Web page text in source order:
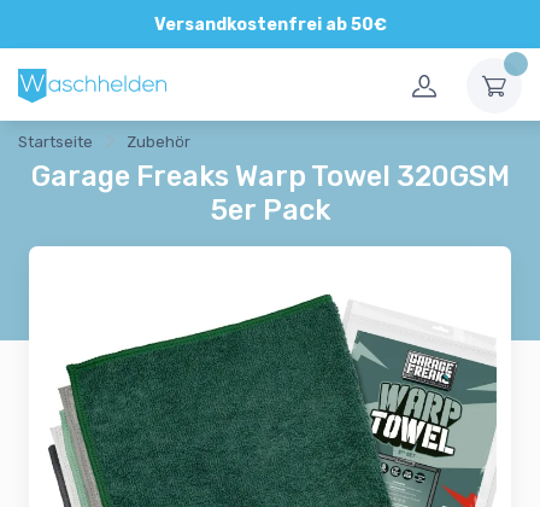
Versandkostenfrei ab 50€
Direkte und persönliche Beratung
Startseite Zubehör
Garage Freaks Warp Towel 320GSM
5er Pack